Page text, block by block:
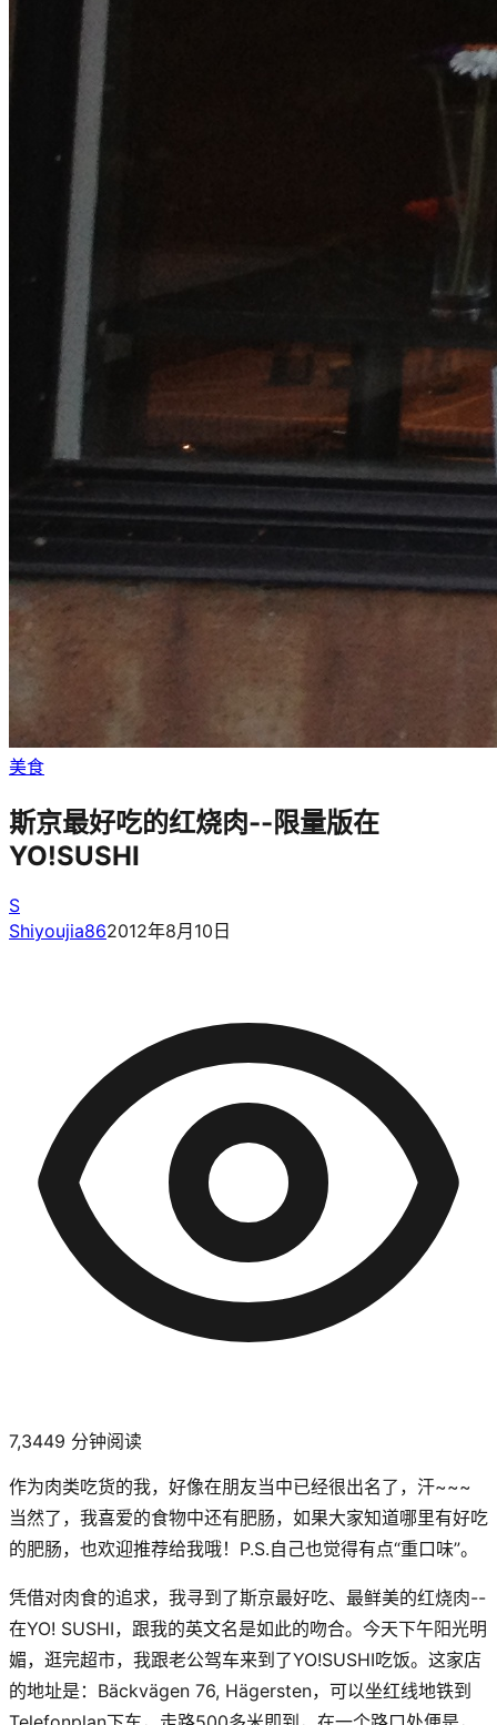
美食
斯京最好吃的红烧肉--限量版在
YO!SUSHI
S
Shiyoujia862012年8月10日
7,3449 分钟阅读
作为肉类吃货的我，好像在朋友当中已经很出名了，汗~~~
当然了，我喜爱的食物中还有肥肠，如果大家知道哪里有好吃
的肥肠，也欢迎推荐给我哦！P.S.自己也觉得有点“重口味”。
凭借对肉食的追求，我寻到了斯京最好吃、最鲜美的红烧肉--
在YO! SUSHI，跟我的英文名是如此的吻合。今天下午阳光明
媚，逛完超市，我跟老公驾车来到了YO!SUSHI吃饭。这家店
的地址是：Bäckvägen 76, Hägersten，可以坐红线地铁到